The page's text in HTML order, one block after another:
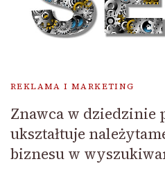
REKLAMA I MARKETING
Znawca w dziedzinie
ukształtuje
biznesu w